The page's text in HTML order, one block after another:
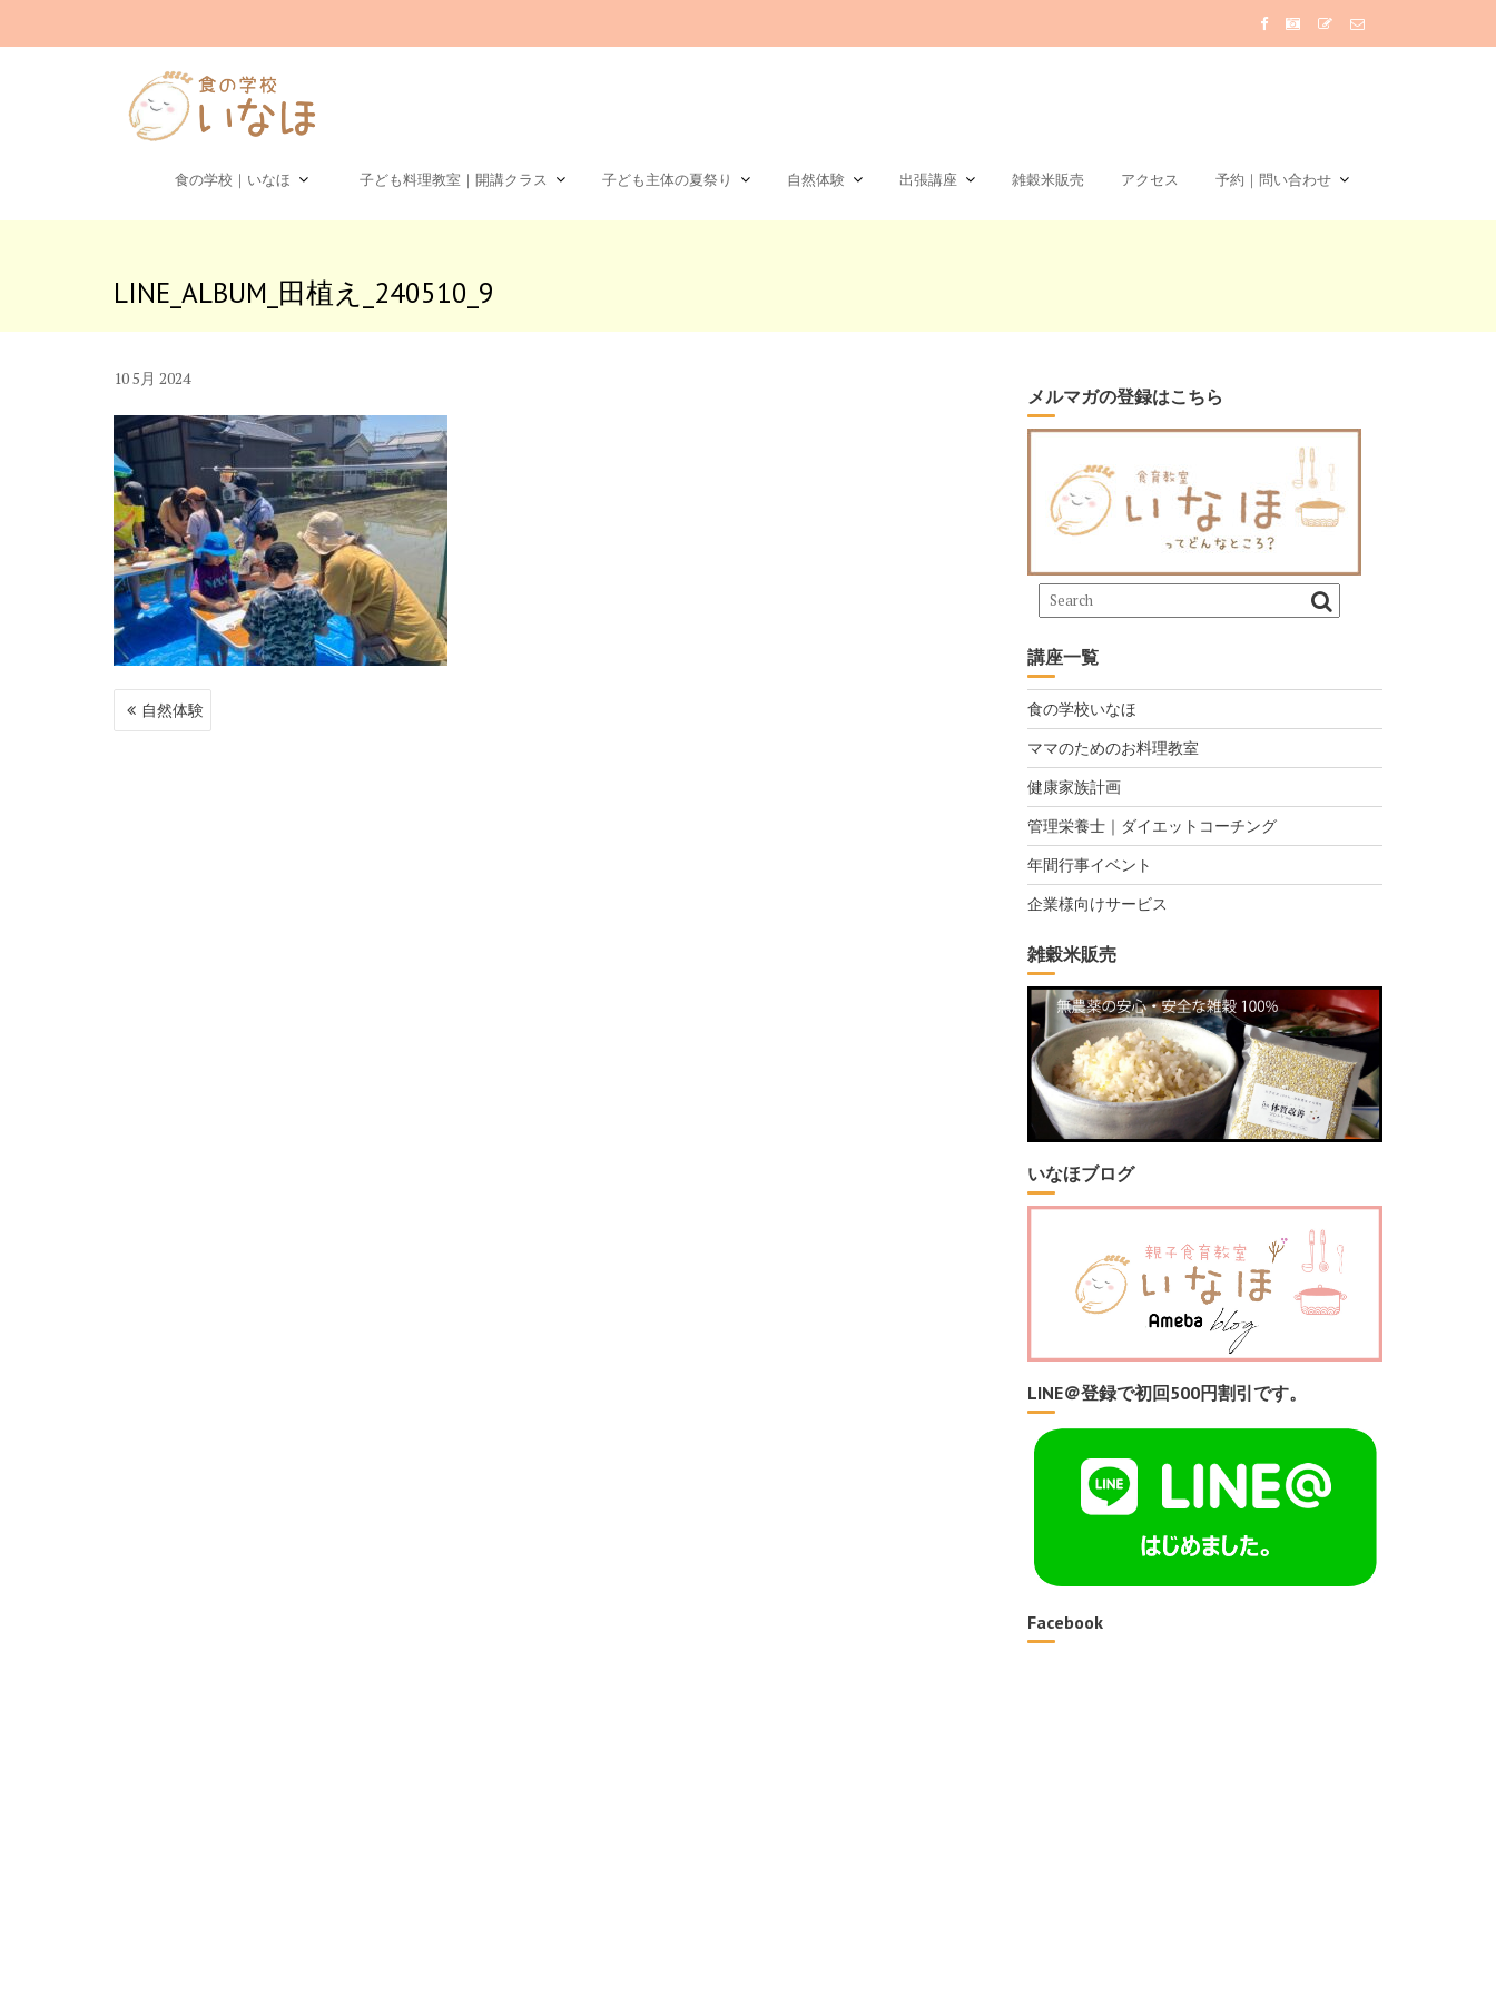
食の学校｜いなほ 子ども料理教室｜開講クラス 子ども主体の夏祭り 自然体験 出張講座 雑穀米販売 アクセス 予約｜問い合わせ
LINE_ALBUM_田植え_240510_9
105月 2024
投
稿
自然体験
メルマガの登録はこちら
講座一覧
食の学校いなほ
ママのためのお料理教室
健康家族計画
管理栄養士｜ダイエットコーチング
年間行事イベント
企業様向けサービス
雑穀米販売
いなほブログ
LINE＠登録で初回500円割引です。
Facebook